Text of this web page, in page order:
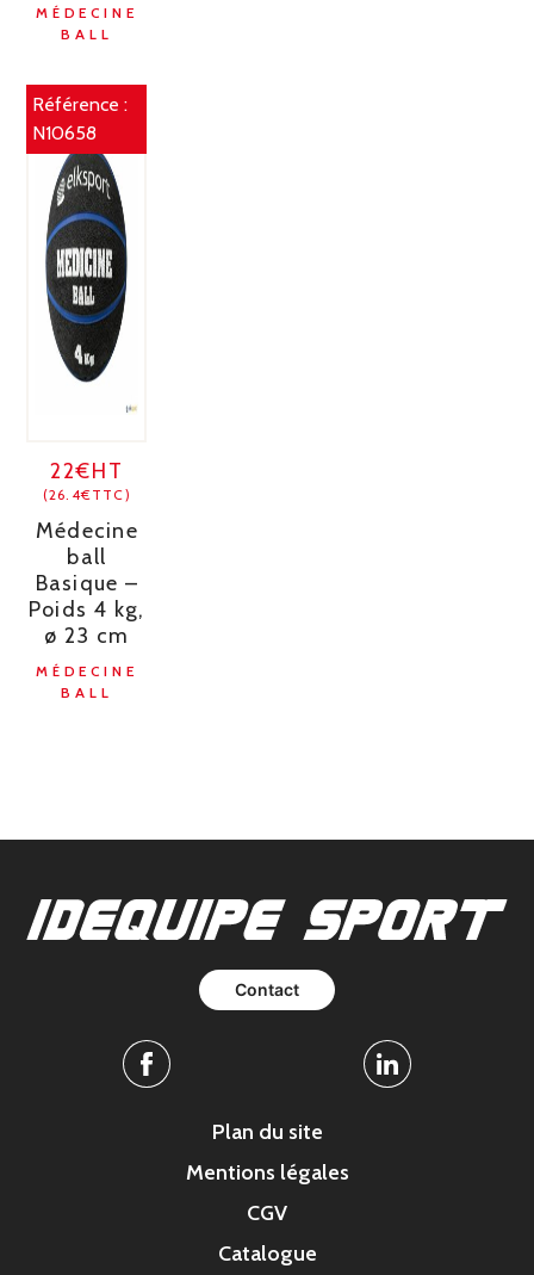
MÉDECINE
BALL
Référence :
N10658
22€HT
(26.4€TTC)
Médecine
ball
Basique –
Poids 4 kg,
ø 23 cm
MÉDECINE
BALL
Contact
Facebook Linkedin
Plan du site
Mentions légales
CGV
Catalogue